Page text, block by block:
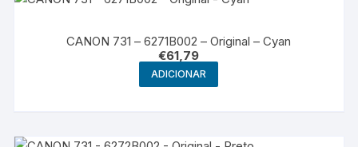
CANON 731 – 6271B002 – Original – Cyan
€61,79
ADICIONAR